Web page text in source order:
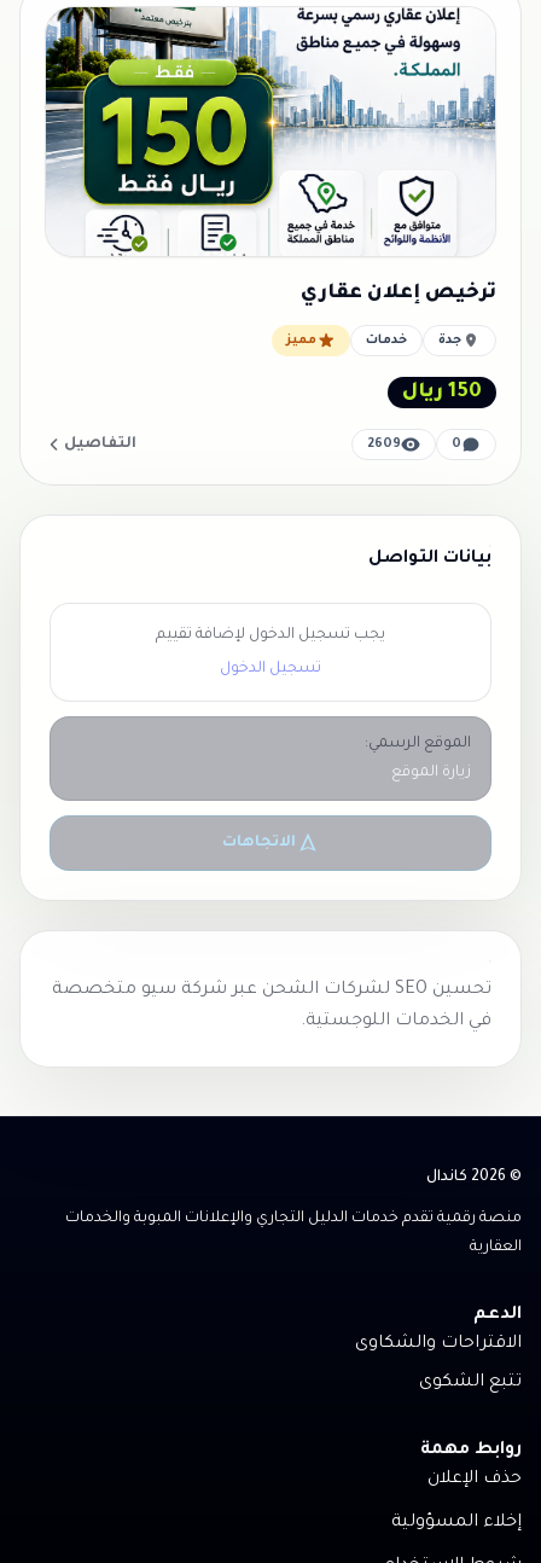
ترخيص إعلان عقاري
جدة خدمات مميز
150 ريال
0
2609 التفاصيل
بيانات التواصل
يجب تسجيل الدخول لإضافة تقييم
تسجيل الدخول
الموقع الرسمي:
زيارة الموقع
الاتجاهات
تحسين SEO لشركات الشحن عبر شركة سيو متخصصة
في الخدمات اللوجستية.
© 2026 كاندال
منصة رقمية تقدم خدمات الدليل التجاري والإعلانات المبوبة والخدمات
العقارية
الدعم
الاقتراحات والشكاوى
تتبع الشكوى
روابط مهمة
حذف الإعلان
إخلاء المسؤولية